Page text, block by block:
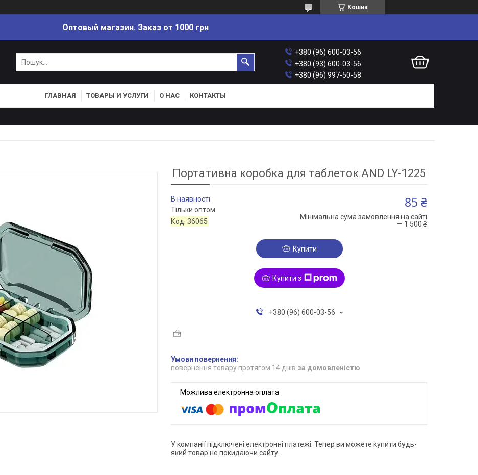
Кошик
Оптовый магазин. Заказ от 1000 грн
+380 (96) 600-03-56
+380 (93) 600-03-56
+380 (96) 997-50-58
ГЛАВНАЯ ТОВАРЫ И УСЛУГИ О НАС КОНТАКТЫ
Портативна коробка для таблеток AND LY-1225
В наявності
Тільки оптом
Код:36065
85 ₴
Мінімальна сума замовлення на сайті
— 1 500 ₴
Купити
Купити з
+380 (96) 600-03-56
повернення товару протягом 14 днів за домовленістю
У компанії підключені електронні платежі. Тепер ви можете купити будь-
який товар не покидаючи сайту.